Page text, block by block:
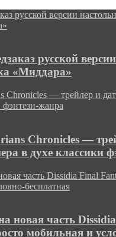
русской версии
русской
«Миддара»
Chronicles — трейлер и
фэнтези-жанра
Chronicles —
в духе классики
часть Dissidia Final
бесплатная
новая часть
мобильная и